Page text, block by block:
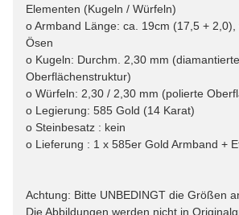
Elementen (Kugeln / Würfeln)
o Armband Länge: ca. 19cm (17,5 +
Ösen
o Kugeln: Durchm. 2,30 mm (diamantierte
Oberflächenstruktur)
o Würfeln: 2,30 / 2,30 mm (polierte
o Legierung: 585 Gold (14 Karat)
o Steinbesatz : kein
o Lieferung : 1 x 585er Gold Armband +
Achtung: Bitte UNBEDINGT die Größen
Die Abbildungen werden nicht in